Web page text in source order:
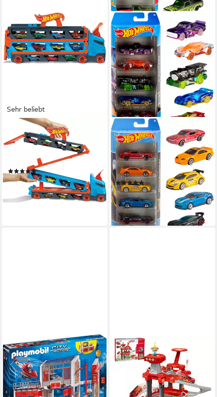
Sehr beliebt
HOT WHEELS
Spielzeug-Transporter 2-in-1
Rennbahn-Transporter, mit
drei Hot Wheels Fahrzeugen
(142)
ab 36,09 €
lieferbar - in 1-2 Werktagen bei dir
Sehr beliebt
HOT WHEELS
Spielzeug-Auto 5er
Geschenkset, (Set, 5-tlg), im
Maßstab 1:64, Variante nicht
wählbar
(22)
ab 7,99 € UVP 12,99 €
-38%
lieferbar - in 1-2 Werktagen bei dir